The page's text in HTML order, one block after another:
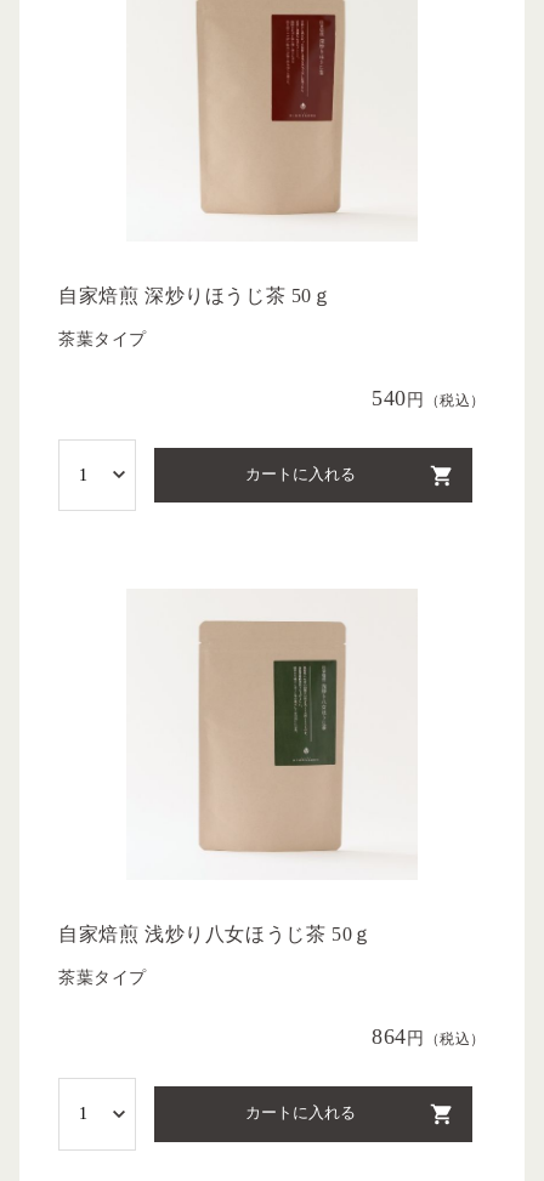
自家焙煎 深炒りほうじ茶 50ｇ
茶葉タイプ
540円 （税込）
カートに入れる
自家焙煎 浅炒り八女ほうじ茶 50ｇ
茶葉タイプ
864 円 （税込）
カートに入れる